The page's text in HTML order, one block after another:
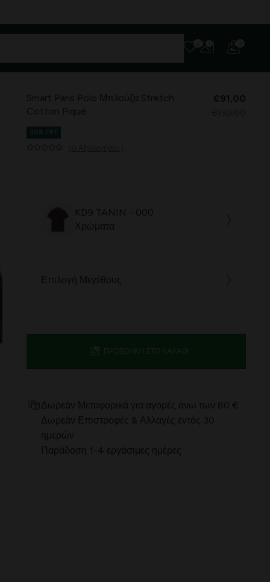
Smart Paris Polo Μπλούζα Stretch
Cotton Piqué
€91,00
30% OFF
KD9 TANIN - 000
Χρώματα
Επιλογή Μεγέθους
ΠΡΟΣΘΉΚΗ ΣΤΟ ΚΑΛΆΘΙ
Δωρεάν Μεταφορικά για αγορές άνω των 80 €
Δωρεάν Επιστροφές & Αλλαγές εντός 30
ημερών
Παράδοση 1-4 εργάσιμες ημέρες